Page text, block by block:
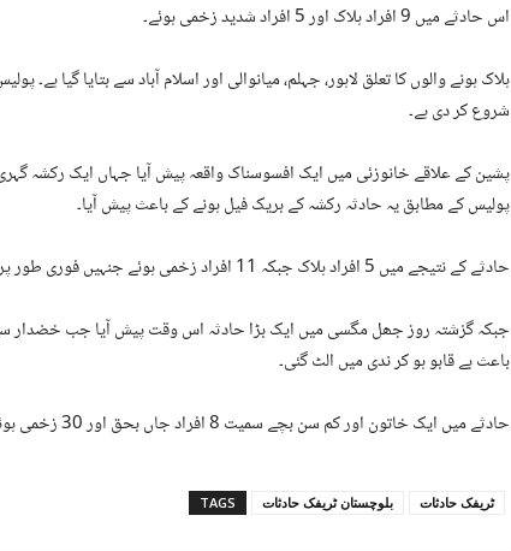
اس حادثے میں 9 افراد ہلاک اور 5 افراد شدید زخمی ہوئے۔
ہلاک ہونے والوں کا تعلق لاہور، جہلم، میانوالی اور اسلام آباد سے بتایا گیا ہے۔
شروع کر دی ہے۔
پشین کے علاقے خانوزئی میں ایک افسوسناک واقعہ پیش آیا جہاں ایک رکشہ
پولیس کے مطابق یہ حادثہ رکشہ کے بریک فیل ہونے کے باعث پیش آیا۔
حادثے کے نتیجے میں 5 افراد ہلاک جبکہ 11 افراد زخمی ہوئے جنہیں فوری طور پر مقامی ہسپتال منتقل کر دیا گیا۔
باعث بے قابو ہو کر ندی میں الٹ گئی۔
حادثے میں ایک خاتون اور کم سن بچے سمیت 8 افراد جاں بحق اور 30 زخمی ہوئے۔
TAGS بلوچستان ٹریفک حادثات ٹریفک حادثات